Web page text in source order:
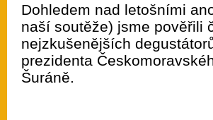
Dohledem nad letošními
naší soutěže) jsme pověřili
nejzkušenějších
prezidenta
Šuráně.